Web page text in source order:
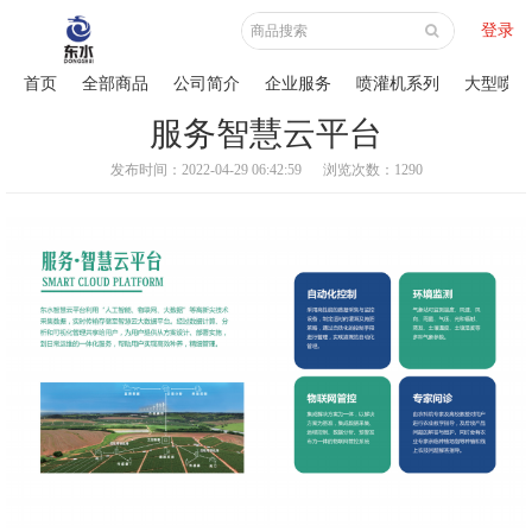
登录
首页 全部商品 公司简介 企业服务 喷灌机系列 大型喷
服务智慧云平台
发布时间：2022-04-29 06:42:59 浏览次数：1290